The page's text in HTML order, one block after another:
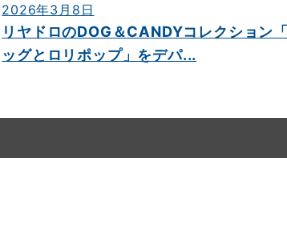
2026年3月8日
リヤドロのDOG＆CANDYコレクション
ッグとロリポップ」をデパ...